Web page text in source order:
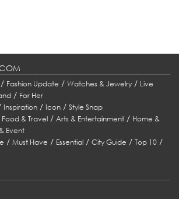
Fashion Update / Watches & Jewelry/ Live
/ For Her
Inspiration/ Icon/ Style Snap
Food & Travel/ Arts & Entertainment/ Home &
Event
/Must Have / Essential /City Guide /Top 10 /